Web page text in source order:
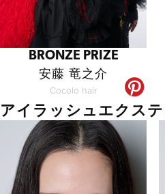
BRONZE PRIZE
安藤 竜之介
Cocolo hair
アイラッシュエクス